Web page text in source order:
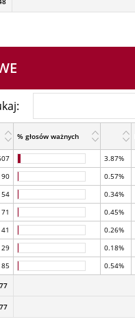
% głosów ważnych
3.87%
90 0.57%
54 0.34%
71 0.45%
41 0.26%
29 0.18%
85 0.54%